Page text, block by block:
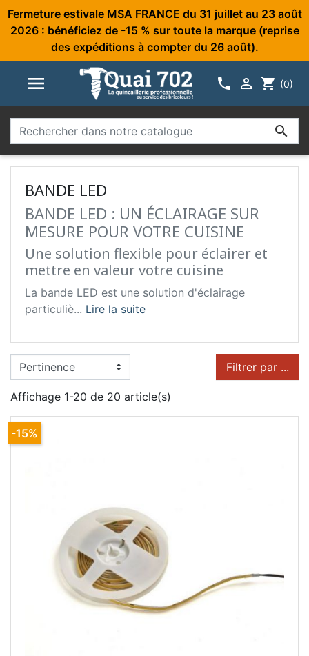
Fermeture estivale MSA FRANCE du 31 juillet au 23 août
2026 : bénéficiez de -15 % sur toute la marque (reprise
des expéditions à compter du 26 août).
   shopping_cart (0)

BANDE LED
BANDE LED : UN ÉCLAIRAGE SUR
MESURE POUR VOTRE CUISINE
Une solution flexible pour éclairer et
mettre en valeur votre cuisine
La bande LED est une solution d'éclairage
particuliè... Lire la suite
Filtrer par ...
Affichage 1-20 de 20 article(s)
-15%